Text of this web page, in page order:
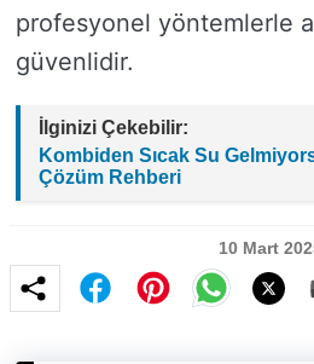
profesyonel yöntemlerle
güvenlidir.
İlginizi Çekebilir:
Kombiden Sıcak Su
Çözüm Rehberi
10 Mart